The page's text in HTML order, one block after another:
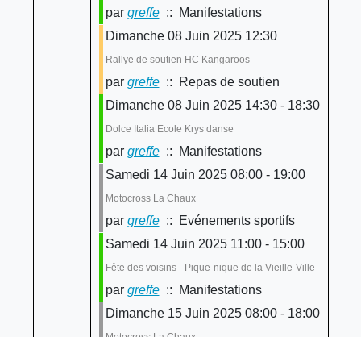
par greffe:: Manifestations
Dimanche 08 Juin 2025 12:30
Rallye de soutien HC Kangaroos
par greffe:: Repas de soutien
Dimanche 08 Juin 2025 14:30 - 18:30
Dolce Italia Ecole Krys danse
par greffe:: Manifestations
Samedi 14 Juin 2025 08:00 - 19:00
Motocross La Chaux
par greffe:: Evénements sportifs
Samedi 14 Juin 2025 11:00 - 15:00
Fête des voisins - Pique-nique de la Vieille-Ville
par greffe:: Manifestations
Dimanche 15 Juin 2025 08:00 - 18:00